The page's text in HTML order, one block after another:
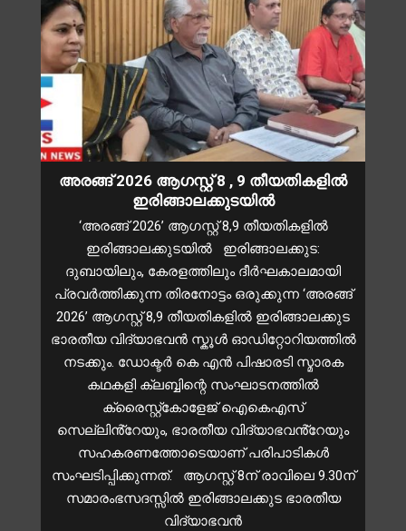
അരങ്ങ് 2026 ആഗസ്റ്റ് 8 , 9 തീയതികളിൽ
ഇരിങ്ങാലക്കുടയിൽ
‘അരങ്ങ് 2026’ ആഗസ്റ്റ് 8,9 തീയതികളിൽ
ഇരിങ്ങാലക്കുടയിൽ ഇരിങ്ങാലക്കുട:
ദുബായിലും, കേരളത്തിലും ദീർഘകാലമായി
പ്രവർത്തിക്കുന്ന തിരനോട്ടം ഒരുക്കുന്ന ‘അരങ്ങ്
2026’ ആഗസ്റ്റ് 8,9 തീയതികളിൽ ഇരിങ്ങാലക്കുട
ഭാരതീയ വിദ്യാഭവൻ സ്കൂൾ ഓഡിറ്റോറിയത്തിൽ
നടക്കും. ഡോക്ടർ കെ എൻ പിഷാരടി സ്മാരക
കഥകളി ക്ലബ്ബിന്റെ സംഘാടനത്തിൽ
ക്രൈസ്റ്റ്കോളേജ് ഐകെഎസ്
സെല്ലിൻ്റേയും, ഭാരതീയ വിദ്യാഭവൻ്റേയും
സഹകരണത്തോടെയാണ് പരിപാടികൾ
സംഘടിപ്പിക്കുന്നത്. ആഗസ്റ്റ് 8ന് രാവിലെ 9.30ന്
സമാരംഭസദസ്സിൽ ഇരിങ്ങാലക്കുട ഭാരതീയ
വിദ്യാഭവൻ